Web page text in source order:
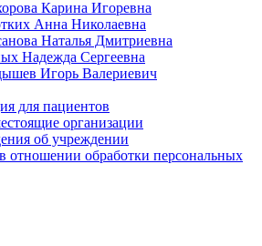
Карина Игоревна
Анна Николаевна
Наталья Дмитриевна
Надежда Сергеевна
Игорь Валериевич
для пациентов
организации
об учреждении
отношении обработки персональных